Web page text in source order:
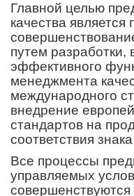
Главной целью
качества является
путем разработки,
эффективного
менеджмента
международного
внедрение
стандартов на
соответствия
Все процессы
управляемых
совершенствуются